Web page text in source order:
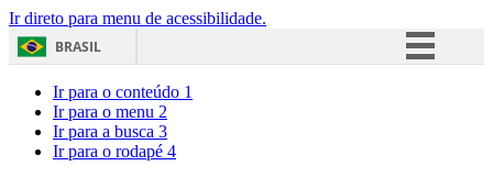
Ir direto para menu de acessibilidade.
BRASIL
Ir para o conteúdo 1
Ir para o menu 2
Ir para a busca 3
Ir para o rodapé 4